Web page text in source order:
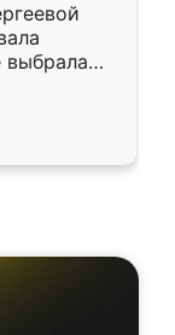
выбрала
потом
объяснил
с
без
осталась
и ожидала.